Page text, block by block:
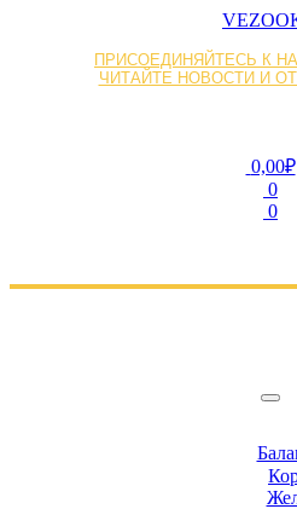
ПРИСОЕДИНЯЙТЕСЬ К
ЧИТАЙТЕ НОВОСТИ И
0,00₽
0
0